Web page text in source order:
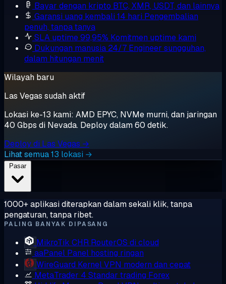
Bayar dengan kripto BTC, XMR, USDT, dan lainnya
Garansi uang kembali 14 hari Pengembalian
penuh, tanpa tanya
SLA uptime 99,95% Komitmen uptime kami
Dukungan manusia 24/7 Engineer sungguhan,
dalam hitungan menit
Wilayah baru
Las Vegas sudah aktif
Lokasi ke-13 kami: AMD EPYC, NVMe murni, dan jaringan
40 Gbps di Nevada. Deploy dalam 60 detik.
Deploy di Las Vegas →
Lihat semua 13 lokasi →
Pasar
1000+ aplikasi diterapkan dalam sekali klik, tanpa
pengaturan, tanpa ribet.
PALING BANYAK DIPASANG
MikroTik CHR RouterOS di cloud
aaPanel Panel hosting ringan
WireGuard Kernel VPN modern dan cepat
MetaTrader 4 Standar trading Forex